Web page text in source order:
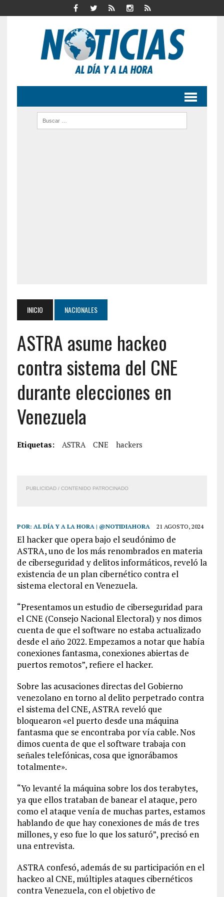
INICIO NACIONALES
ASTRA asume hackeo
contra sistema del CNE
durante elecciones en
Venezuela
Etiquetas: ASTRA CNE hackers
PUBLICIDAD / CONTENIDO PATROCINADO
POR: AL DÍA Y A LA HORA | @NOTIDIAHORA 21 AGOSTO, 2024
El hacker que opera bajo el seudónimo de
ASTRA, uno de los más renombrados en materia
de ciberseguridad y delitos informáticos, reveló la
existencia de un plan cibernético contra el
sistema electoral en Venezuela.
“Presentamos un estudio de ciberseguridad para
el CNE (Consejo Nacional Electoral) y nos dimos
cuenta de que el software no estaba actualizado
desde el año 2022. Empezamos a notar que había
conexiones fantasma, conexiones abiertas de
puertos remotos”, refiere el hacker.
Sobre las acusaciones directas del Gobierno
venezolano en torno al delito perpetrado contra
el sistema del CNE, ASTRA reveló que
bloquearon «el puerto desde una máquina
fantasma que se encontraba por vía cable. Nos
dimos cuenta de que el software trabaja con
señales telefónicas, cosa que ignorábamos
totalmente».
“Yo levanté la máquina sobre los dos terabytes,
ya que ellos trataban de banear el ataque, pero
como el ataque venía de muchas partes, estamos
hablando de que hay conexiones de más de tres
millones, y eso fue lo que los saturó”, precisó en
una entrevista.
ASTRA confesó, además de su participación en el
hackeo al CNE, múltiples ataques cibernéticos
contra Venezuela, con el objetivo de